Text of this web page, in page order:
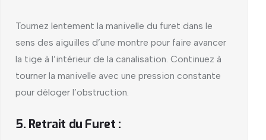
Tournez lentement la manivelle du furet dans le
sens des aiguilles d’une montre pour faire avancer
la tige à l’intérieur de la canalisation. Continuez à
tourner la manivelle avec une pression constante
pour déloger l’obstruction.
5. Retrait du Furet :